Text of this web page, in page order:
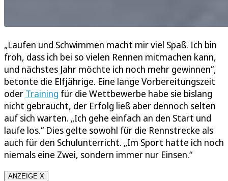
„Laufen und Schwimmen macht mir viel Spaß. Ich bin
froh, dass ich bei so vielen Rennen mitmachen kann,
und nächstes Jahr möchte ich noch mehr gewinnen“,
betonte die Elfjährige. Eine lange Vorbereitungszeit
oder Training für die Wettbewerbe habe sie bislang
nicht gebraucht, der Erfolg ließ aber dennoch selten
auf sich warten. „Ich gehe einfach an den Start und
laufe los.“ Dies gelte sowohl für die Rennstrecke als
auch für den Schulunterricht. „Im Sport hatte ich noch
niemals eine Zwei, sondern immer nur Einsen.“
ANZEIGE X